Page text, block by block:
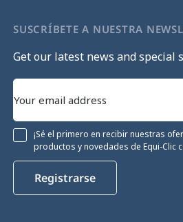
SUSCRÍBETE A NUESTRA
Get our latest news and special
¡Sé el primero en recibir nuestras
productos y novedades de Equi-Clic
Registrarse